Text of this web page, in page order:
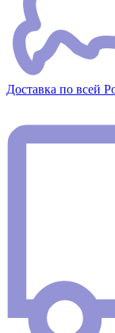
Доставка по всей